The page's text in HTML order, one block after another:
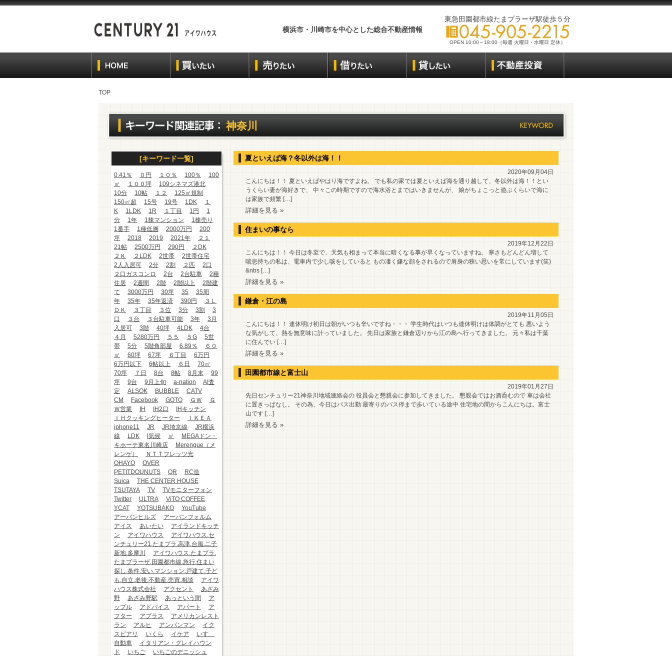
横浜市・川崎市を中心とした総合不動産情報
東急田園都市線たまプラーザ駅徒歩５分
OPEN 10:00～18:00（毎週 火曜日・水曜日 定休）
TOP
神奈川
[キーワード一覧]
0.41％ ０円 １０％ 100％
100
㎡
１００坪
109シネマズ港北
10分
10帖 １２
125㎡規制
150㎡超
15号 19号 1DK
１
K
1LDK 1R １丁目 1円
1
分
1年 1棟マンション
1棟売り
1番手
1種低層 2000万円
200
坪
2018 2019 2021年
２１
21帖
2500万円 290円
２DK
２Ｋ
２LDK 2世帯
2世帯住宅
2人入居可
2分 2割 ２匹
2口
２口ガスコンロ
2台 2台駐車
2種
住居
2週間 2階 2階以上
2階建
て
3000万円 30坪 35
35周
年
35年 35年返済 390円
３Ｌ
ＤＫ
３丁目 ３位 3分 3割
3
口
３台 ３台駐車可能 3年
3月
入居可
3階 40坪 4LDK
4台
４月
5280万円 ５５ ５G
5世
帯
5分 5階角部屋 6.89％
６０
㎡
60坪 67坪 ６丁目
6万円
6万円以下
6帖以上 ６日
70㎡
70坪
７日 8台 8帖 8月末
99
坪
9台 9月上旬 a-nation
AI査
定
ALSOK BUBBLE
CATV
CM
Facebook GOTO ＧＷ
Ｇ
Ｗ営業
IH IH2口
IHキッチン
ＩＨクッキングヒーター
ＩＫＥＡ
iphone11
JR JR埼京線
JR横浜
線
LDK l気候 ㎡
MEGAドン・
キホーテ東名川崎店
Merengue（メ
レンゲ）
ＮＴＴフレッツ光
OHAYO
OVER
PETITDOUNUTS
QR
RC造
Suica
THE CENTER HOUSE
TSUTAYA
TV
TVモニターフォン
Twitter
ULTRA
ViTO COFFEE
YCAT
YOTSUBAKO
YouTube
アーバンヒルズ
アーバンフォルム
アイス
あいたい
アイランドキッチ
ン
アイワハウス
アイワハウス.セ
ンチュリー21.たまプラ.高津.台風.二子
新地.多摩川
アイワハウス.たまプラ.
たまプラーザ.田園都市線.急行.住まい
探し.条件.安い.マンション.戸建て.子ど
も.自立.老後.不動産.売買.相談
アイワ
ハウス株式会社
アクセント
あざみ
野
あざみ野駅 あっという間
ア
ップル
アドバイス アパート
ア
フター
アプラス
アメリカンレスト
ラン
アルヒ アンパンマン
イク
スピアリ
いくら イケア
いすゞ
自動車
イタリアン・グレイハウン
ド
いちご
いちごのデニッシュ
夏といえば海？冬以外は海！！
2020年09月04日
こんにちは！！ 夏といえばやはり海ですよね。 でも私の家では夏といえば海を通り越して、冬以外は海！！とい
うくらい妻が海好きで、 中々この時期ですので海水浴とまではいきませんが、 娘がちょこっと遊ぶくらいで海に
は家族で頻繁 […]
詳細を見る »
住まいの事なら
2019年12月22日
こんにちは！！ 今日は冬至で、天気も相まって本当に暗くなる事が早くなっていますね。 寒さもどんどん増して
喘息持ちの私は、電車内で少し咳をしていると もの凄く嫌な顔をされるので肩身の狭い思いを常にしています(笑)
&nbs […]
詳細を見る »
鎌倉・江の島
2019年11月05日
こんにちは！！ 連休明け初日は朝がいつも辛いですね・・・ 学生時代はいつも連休明けは体調がとても 悪いよう
な気がして、熱を無意味に計っていました。 先日は家族と鎌倉辺りから江の島へ行ってきました。 元々私は千葉
に住んでい […]
詳細を見る »
田園都市線と富士山
2019年01月27日
先日センチュリー21神奈川地域連絡会の 役員会と懇親会に参加してきました。 懇親会ではお酒呑むので 車は会社
に置きっぱなし。 その為、今日はバス出勤 最寄りのバス停まで歩いている途中 住宅地の間からこんにちは。富士
山です […]
詳細を見る »